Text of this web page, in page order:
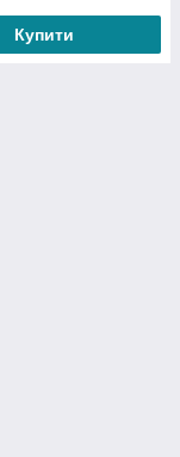
Україні
Купити